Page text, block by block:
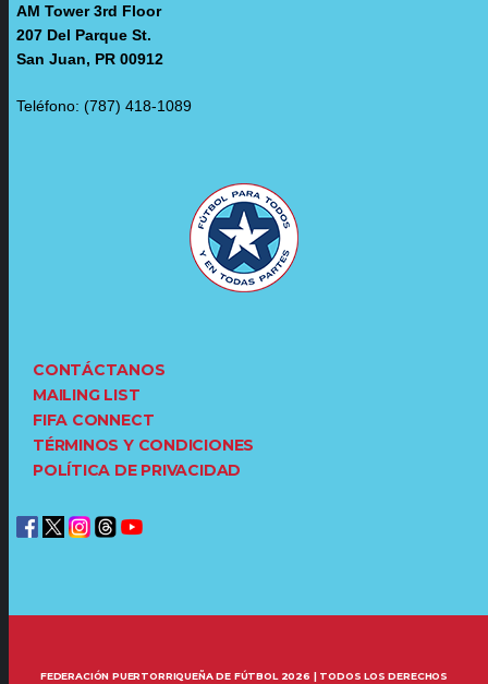
AM Tower 3rd Floor
207 Del Parque St.
San Juan, PR 00912
Teléfono: (787) 418-1089
CONTÁCTANOS
MAILING LIST
FIFA CONNECT
TÉRMINOS Y CONDICIONES
POLÍTICA DE PRIVACIDAD
FEDERACIÓN PUERTORRIQUEÑA DE FÚTBOL 2026 | TODOS LOS DERECHOS